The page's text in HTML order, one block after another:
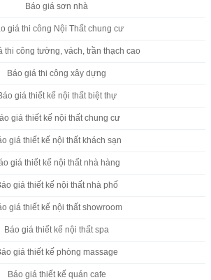
Báo giá sơn nhà
giá thi công Nội Thất chung cư
thi công tường, vách, trần thạch cao
Báo giá thi công xây dựng
giá thiết kế nội thất biệt thự
giá thiết kế nội thất chung cư
giá thiết kế nội thất khách sạn
giá thiết kế nội thất nhà hàng
giá thiết kế nội thất nhà phố
giá thiết kế nội thất showroom
Báo giá thiết kế nội thất spa
giá thiết kế phòng massage
Báo giá thiết kế quán cafe